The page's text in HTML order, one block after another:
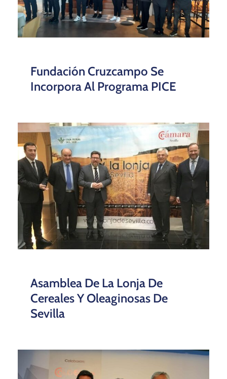
Fundación Cruzcampo Se
Incorpora Al Programa PICE
Asamblea De La Lonja De
Cereales Y Oleaginosas De
Sevilla